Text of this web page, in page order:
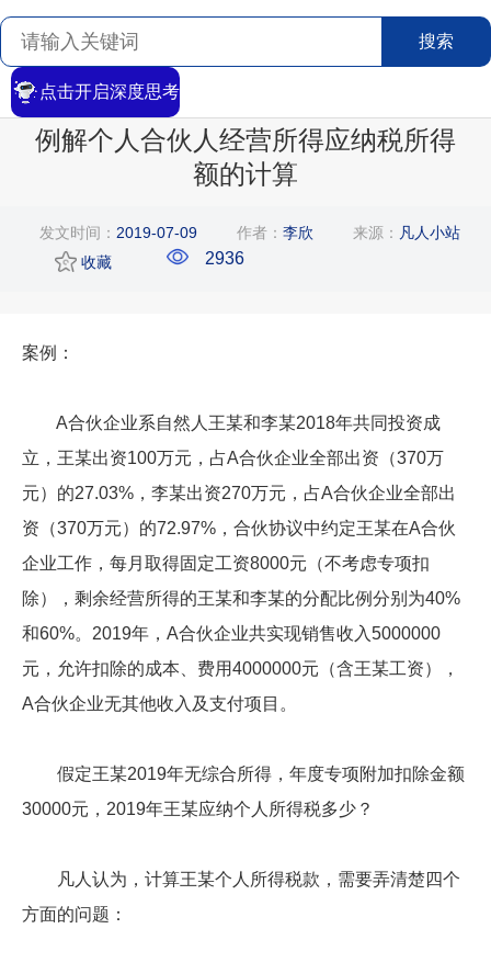
搜索
点击开启深度思考
首页 > 搜索 > 文章详情
例解个人合伙人经营所得应纳税所得
额的计算
发文时间： 2019-07-09 作者： 李欣 来源： 凡人小站
收藏
2936
案例：
A合伙企业系自然人王某和李某2018年共同投资成
立，王某出资100万元，占A合伙企业全部出资（370万
元）的27.03%，李某出资270万元，占A合伙企业全部出
资（370万元）的72.97%，合伙协议中约定王某在A合伙
企业工作，每月取得固定工资8000元（不考虑专项扣
除），剩余经营所得的王某和李某的分配比例分别为40%
和60%。2019年，A合伙企业共实现销售收入5000000
元，允许扣除的成本、费用4000000元（含王某工资），
A合伙企业无其他收入及支付项目。
假定王某2019年无综合所得，年度专项附加扣除金额
30000元，2019年王某应纳个人所得税多少？
凡人认为，计算王某个人所得税款，需要弄清楚四个
方面的问题：